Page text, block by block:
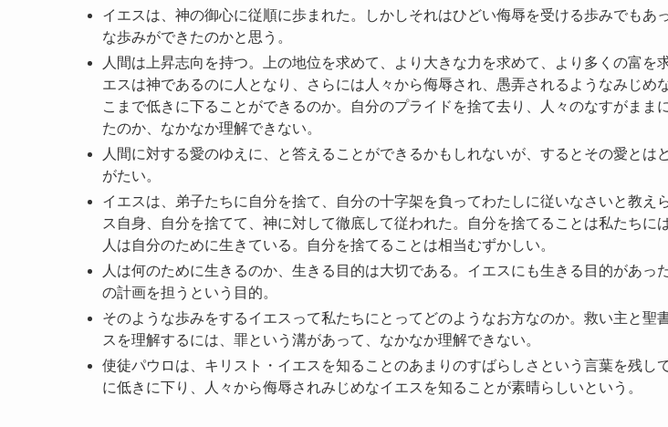
イエスは、神の御心に従順に歩まれた。しかしそれはひどい侮辱を受ける歩みでもあ
な歩みができたのかと思う。
人間は上昇志向を持つ。上の地位を求めて、より大きな力を求めて、より多くの富を
エスは神であるのに人となり、さらには人々から侮辱され、愚弄されるようなみじめ
こまで低きに下ることができるのか。自分のプライドを捨て去り、人々のなすがまま
たのか、なかなか理解できない。
人間に対する愛のゆえに、と答えることができるかもしれないが、するとその愛とは
がたい。
イエスは、弟子たちに自分を捨て、自分の十字架を負ってわたしに従いなさいと教え
ス自身、自分を捨てて、神に対して徹底して従われた。自分を捨てることは私たちに
人は自分のために生きている。自分を捨てることは相当むずかしい。
人は何のために生きるのか、生きる目的は大切である。イエスにも生きる目的があっ
の計画を担うという目的。
そのような歩みをするイエスって私たちにとってどのようなお方なのか。救い主と聖
スを理解するには、罪という溝があって、なかなか理解できない。
使徒パウロは、キリスト・イエスを知ることのあまりのすばらしさという言葉を残し
に低きに下り、人々から侮辱されみじめなイエスを知ることが素晴らしいという。